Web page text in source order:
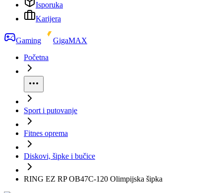
Isporuka
Karijera
Gaming
GigaMAX
Početna
Sport i putovanje
Fitnes oprema
Diskovi, šipke i bučice
RING EZ RP OB47C-120 Olimpijska šipka